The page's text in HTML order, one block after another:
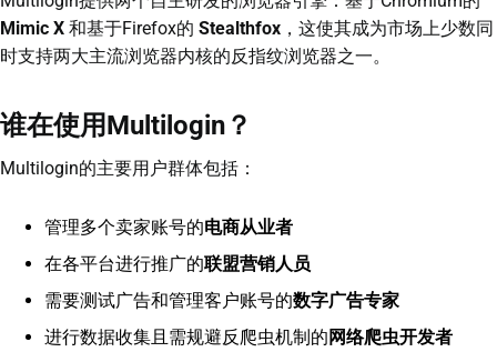
Mimic X 和基于Firefox的 Stealthfox ，这使其成为市场上少数同
时支持两大主流浏览器内核的反指纹浏览器之一。
谁在使用Multilogin？
Multilogin的主要用户群体包括：
管理多个卖家账号的电商从业者
在各平台进行推广的联盟营销人员
需要测试广告和管理客户账号的数字广告专家
进行数据收集且需规避反爬虫机制的 网络爬虫开发者